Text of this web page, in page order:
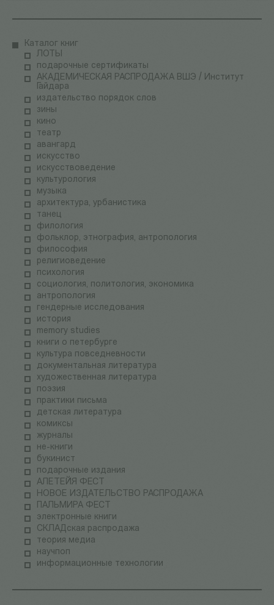
Каталог книг
ЛОТЫ
подарочные сертификаты
АКАДЕМИЧЕСКАЯ РАСПРОДАЖА ВШЭ / Институт
Гайдара
издательство порядок слов
зины
кино
театр
авангард
искусство
искусствоведение
культурология
музыка
архитектура, урбанистика
танец
филология
фольклор, этнография, антропология
философия
религиоведение
психология
социология, политология, экономика
антропология
гендерные исследования
история
memory studies
книги о петербурге
культура повседневности
документальная литература
художественная литература
поэзия
практики письма
детская литература
комиксы
журналы
не-книги
букинист
подарочные издания
АЛЕТЕЙЯ ФЕСТ
НОВОЕ ИЗДАТЕЛЬСТВО РАСПРОДАЖА
ПАЛЬМИРА ФЕСТ
электронные книги
СКЛАДская распродажа
теория медиа
научпоп
информационные технологии